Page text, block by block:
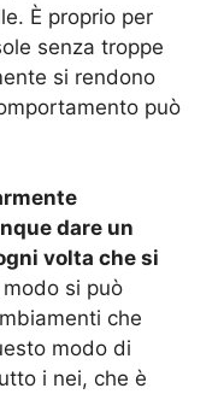
È proprio per
senza troppe
si rendono
può
dare un
volta che si
si può
che
modo di
i nei, che è